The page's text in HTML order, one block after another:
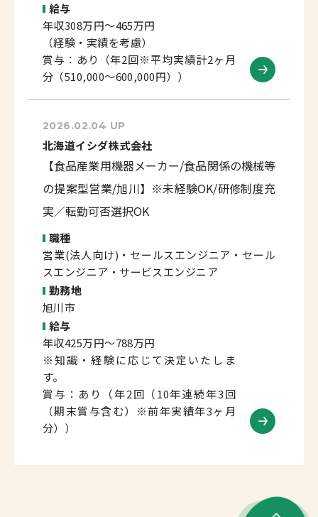
給与
年収308万円～465万円
（経験・実績を考慮）
賞与：あり（年2回※平均実績計2ヶ月
分（510,000～600,000円））
2026.02.04 UP
北海道イシダ株式会社
【食品産業用機器メーカー/食品関係の機械等
の提案型営業/旭川】※未経験OK/研修制度充
実／転勤可否選択OK
職種
営業(法人向け)・セールスエンジニア・セール
スエンジニア・サービスエンジニア
勤務地
旭川市
給与
年収425万円～788万円
※知識・経験に応じて決定いたしま
す。
賞与：あり（年2回（10年連続年3回
（期末賞与含む）※前年実績年3ヶ月
分））